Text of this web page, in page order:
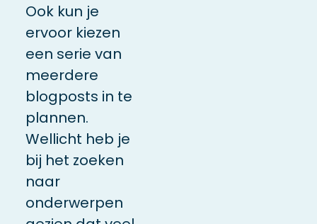
Ook kun je
ervoor kiezen
een serie van
meerdere
blogposts in te
plannen.
Wellicht heb je
bij het zoeken
naar
onderwerpen